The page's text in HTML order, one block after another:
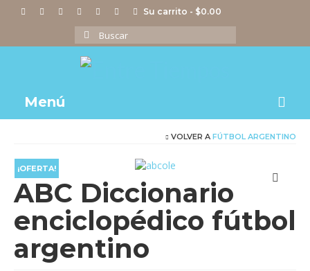
Su carrito - $0.00
Buscar
por:
Menú
Actividades
Imágenes
Videos
Tienda
VOLVER A FÚTBOL ARGENTINO
¡OFERTA!
ABC Diccionario
enciclopédico fútbol
argentino